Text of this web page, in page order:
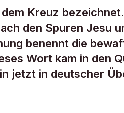
Kreuz
Kreuz
den Spuren Jesu
benennt die
Wort kam in den
jetzt in deutscher